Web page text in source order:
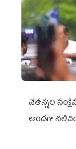
నేతన్నల
అండగా